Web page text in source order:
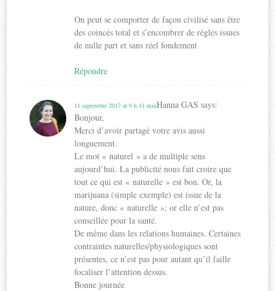
On peut se comporter de façon civilisé sans être
des coincés total et s’encombrer de règles issues
de nulle part et sans réel fondement
Répondre
Hanna GAS says:
11 septembre 2017 at 9 h 41 min
Bonjour,
Merci d’avoir partagé votre avis aussi
longuement.
Le mot « naturel » a de multiple sens
aujourd’hui. La publicité nous fait croire que
tout ce qui est « naturelle » est bon. Or, la
marijuana (simple exemple) est issue de la
nature, donc « naturelle »; or elle n’est pas
conseillée pour la santé.
De même dans les relations humaines. Certaines
contraintes naturelles/physiologiques sont
présentes, ce n’est pas pour autant qu’il faille
focaliser l’attention dessus.
Bonne journée